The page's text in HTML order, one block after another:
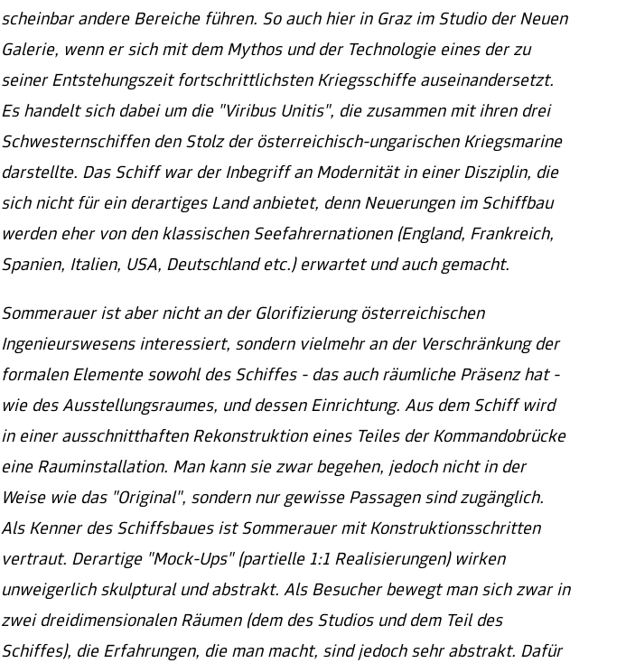
scheinbar andere Bereiche führen. So auch hier in Graz im Studio der Neuen
Galerie, wenn er sich mit dem Mythos und der Technologie eines der zu
seiner Entstehungszeit fortschrittlichsten Kriegsschiffe auseinandersetzt.
Es handelt sich dabei um die "Viribus Unitis", die zusammen mit ihren drei
Schwesternschiffen den Stolz der österreichisch-ungarischen Kriegsmarine
darstellte. Das Schiff war der Inbegriff an Modernität in einer Disziplin, die
sich nicht für ein derartiges Land anbietet, denn Neuerungen im Schiffbau
werden eher von den klassischen Seefahrernationen (England, Frankreich,
Spanien, Italien, USA, Deutschland etc.) erwartet und auch gemacht.
Sommerauer ist aber nicht an der Glorifizierung österreichischen
Ingenieurswesens interessiert, sondern vielmehr an der Verschränkung der
formalen Elemente sowohl des Schiffes - das auch räumliche Präsenz hat -
wie des Ausstellungsraumes, und dessen Einrichtung. Aus dem Schiff wird
in einer ausschnitthaften Rekonstruktion eines Teiles der Kommandobrücke
eine Rauminstallation. Man kann sie zwar begehen, jedoch nicht in der
Weise wie das "Original", sondern nur gewisse Passagen sind zugänglich.
Als Kenner des Schiffsbaues ist Sommerauer mit Konstruktionsschritten
vertraut. Derartige "Mock-Ups" (partielle 1:1 Realisierungen) wirken
unweigerlich skulptural und abstrakt. Als Besucher bewegt man sich zwar in
zwei dreidimensionalen Räumen (dem des Studios und dem Teil des
Schiffes), die Erfahrungen, die man macht, sind jedoch sehr abstrakt. Dafür